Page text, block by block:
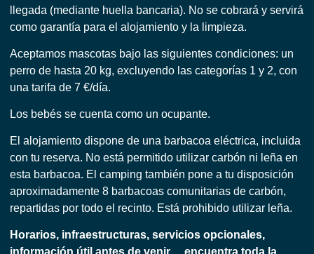
llegada (mediante huella bancaria). No se cobrará y servirá
como garantía para el alojamiento y la limpieza.
Aceptamos mascotas bajo las siguientes condiciones: un
perro de hasta 20 kg, excluyendo las categorías 1 y 2, con
una tarifa de 7 €/día.
Los bebés se cuenta como un ocupante.
El alojamiento dispone de una barbacoa eléctrica, incluida
con tu reserva. No está permitido utilizar carbón ni leña en
esta barbacoa. El camping también pone a tu disposición
aproximadamente 8 barbacoas comunitarias de carbón,
repartidas por todo el recinto. Está prohibido utilizar leña.
Horarios, infraestructuras, servicios opcionales,
información útil antes de venir… encuentra toda la